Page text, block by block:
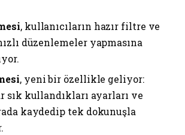
, kullanıcıların hazır filtre ve
düzenlemeler yapmasına
, yeni bir özellikle geliyor:
sık kullandıkları ayarları ve
kaydedip tek dokunuşla